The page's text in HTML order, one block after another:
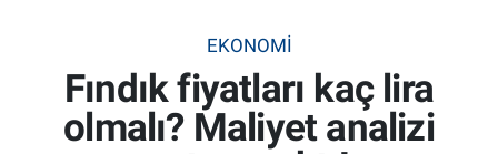
EKONOMI
Fındık fiyatları kaç lira
olmalı? Maliyet analizi
Tarımsal Destekler
Tarım Bakanlığı
Tüm Manşetler
Son Dakika Haberleri